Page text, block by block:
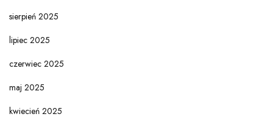
sierpień 2025
lipiec 2025
czerwiec 2025
maj 2025
kwiecień 2025